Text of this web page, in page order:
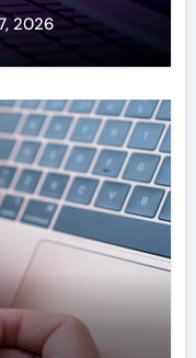
2026